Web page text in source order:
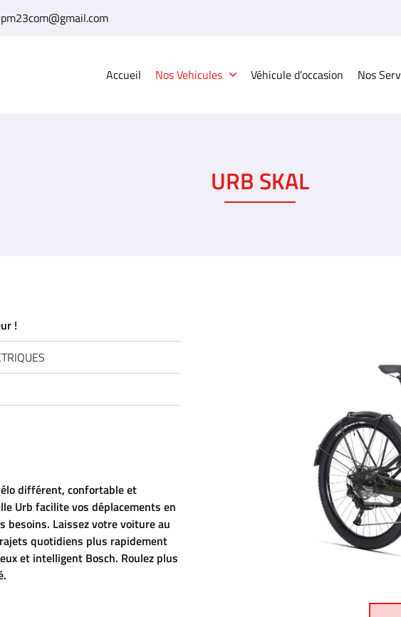
Accueil Nos Vehicules Véhicule d’occasion Nos
à tout moment en utilisant
URB SKAL
!
différent, confortable et
Urb facilite vos déplacements en
besoins. Laissez votre voiture au
quotidiens plus rapidement
et intelligent Bosch. Roulez plus